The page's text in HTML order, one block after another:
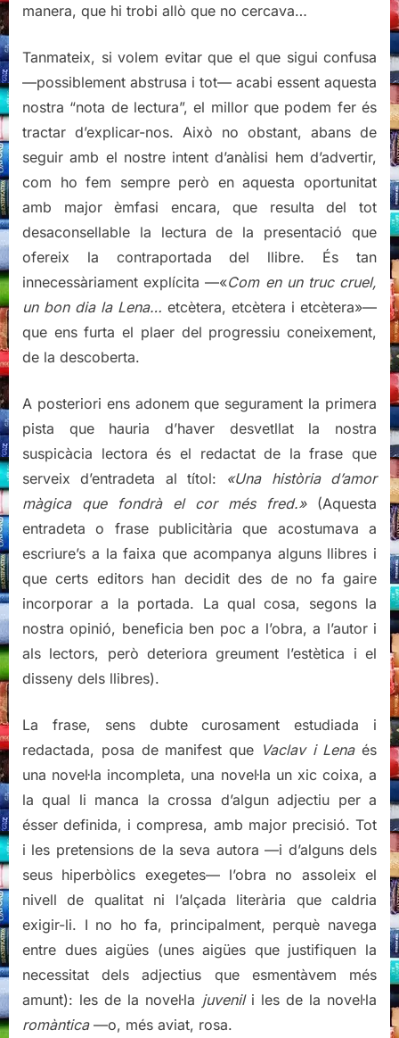
manera, que hi trobi allò que no cercava…
Tanmateix, si volem evitar que el que sigui confusa
—possiblement abstrusa i tot— acabi essent aquesta
nostra “nota de lectura”, el millor que podem fer és
tractar d’explicar-nos. Això no obstant, abans de
seguir amb el nostre intent d’anàlisi hem d’advertir,
com ho fem sempre però en aquesta oportunitat
amb major èmfasi encara, que resulta del tot
desaconsellable la lectura de la presentació que
ofereix la contraportada del llibre. És tan
innecessàriament explícita —«Com en un truc cruel,
un bon dia la Lena… etcètera, etcètera i etcètera»—
que ens furta el plaer del progressiu coneixement,
de la descoberta.
A posteriori ens adonem que segurament la primera
pista que hauria d’haver desvetllat la nostra
suspicàcia lectora és el redactat de la frase que
serveix d’entradeta al títol: «Una història d’amor
màgica que fondrà el cor més fred.»(Aquesta
entradeta o frase publicitària que acostumava a
escriure’s a la faixa que acompanya alguns llibres i
que certs editors han decidit des de no fa gaire
incorporar a la portada. La qual cosa, segons la
nostra opinió, beneficia ben poc a l’obra, a l’autor i
als lectors, però deteriora greument l’estètica i el
disseny dels llibres).
La frase, sens dubte curosament estudiada i
redactada, posa de manifest que Vaclav i Lenaés
una novel·la incompleta, una novel·la un xic coixa, a
la qual li manca la crossa d’algun adjectiu per a
ésser definida, i compresa, amb major precisió. Tot
i les pretensions de la seva autora —i d’alguns dels
seus hiperbòlics exegetes— l’obra no assoleix el
nivell de qualitat ni l’alçada literària que caldria
exigir-li. I no ho fa, principalment, perquè navega
entre dues aigües (unes aigües que justifiquen la
necessitat dels adjectius que esmentàvem més
amunt): les de la novel·la juvenili les de la novel·la
romàntica—o, més aviat, rosa.